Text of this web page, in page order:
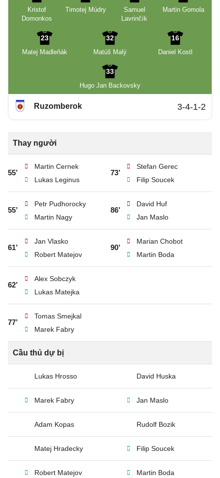
Kristof
Domonkos
Timotej Múdry
Samuel
Lavrinčík
Martin Gomola
23
Matej Madleňák
32
Matúš Malý
16
Daniel Kostl
33
Hugo Jan Backovsky
Ruzomberok 3-4-1-2
Thay người
55’
Martin Cernek
Lukas Leginus
73’
Stefan Gerec
Filip Soucek
55’
Petr Pudhorocky
Martin Nagy
86’
David Huf
Jan Maslo
61’
Jan Vlasko
Robert Matejov
90’
Marian Chobot
Martin Boda
62’
Alex Sobczyk
Lukas Matejka
77’
Tomas Smejkal
Marek Fabry
Cầu thủ dự bị
Lukas Hrosso David Huska
Marek Fabry Jan Maslo
Adam Kopas Rudolf Bozik
Matej Hradecky Filip Soucek
Robert Matejov Martin Boda